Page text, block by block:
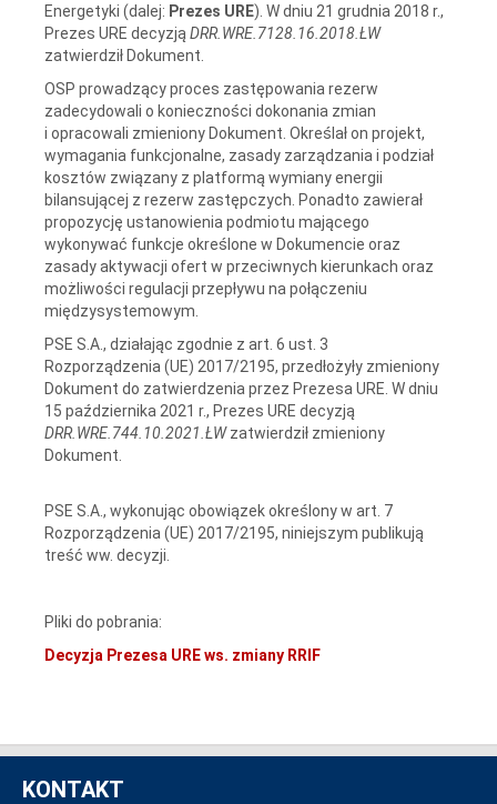
Energetyki (dalej: Prezes URE). W dniu 21 grudnia 2018 r.,
Prezes URE decyzją DRR.WRE.7128.16.2018.ŁW
zatwierdził Dokument.
OSP prowadzący proces zastępowania rezerw
zadecydowali o konieczności dokonania zmian
i opracowali zmieniony Dokument. Określał on projekt,
wymagania funkcjonalne, zasady zarządzania i podział
kosztów związany z platformą wymiany energii
bilansującej z rezerw zastępczych. Ponadto zawierał
propozycję ustanowienia podmiotu mającego
wykonywać funkcje określone w Dokumencie oraz
zasady aktywacji ofert w przeciwnych kierunkach oraz
możliwości regulacji przepływu na połączeniu
międzysystemowym.
PSE S.A., działając zgodnie z art. 6 ust. 3
Rozporządzenia (UE) 2017/2195, przedłożyły zmieniony
Dokument do zatwierdzenia przez Prezesa URE. W dniu
15 października 2021 r., Prezes URE decyzją
DRR.WRE.744.10.2021.ŁWzatwierdził zmieniony
Dokument.
PSE S.A., wykonując obowiązek określony w art. 7
Rozporządzenia (UE) 2017/2195, niniejszym publikują
treść ww. decyzji.
Pliki do pobrania:
Decyzja Prezesa URE ws. zmiany RRIF
KONTAKT